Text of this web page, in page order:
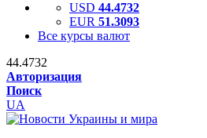
USD 44.4732
EUR 51.3093
Все курсы валют
44.4732
Авторизация
Поиск
UA